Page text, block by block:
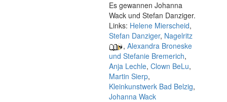
Es gewannen Johanna
Wack und Stefan Danziger.
Links: Helene Mierscheid,
Stefan Danziger, Nagelritz
, Alexandra Broneske
und Stefanie Bremerich,
Anja Lechle, Clown BeLu,
Martin Sierp,
Kleinkunstwerk Bad Belzig,
Johanna Wack